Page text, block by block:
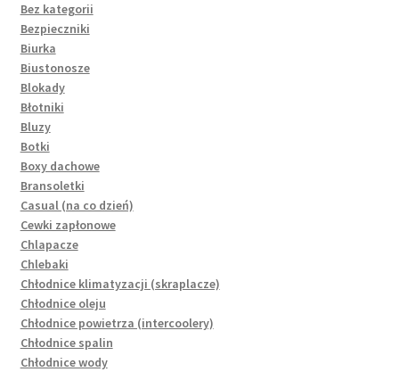
Bez kategorii
Bezpieczniki
Biurka
Biustonosze
Blokady
Błotniki
Bluzy
Botki
Boxy dachowe
Bransoletki
Casual (na co dzień)
Cewki zapłonowe
Chlapacze
Chlebaki
Chłodnice klimatyzacji (skraplacze)
Chłodnice oleju
Chłodnice powietrza (intercoolery)
Chłodnice spalin
Chłodnice wody